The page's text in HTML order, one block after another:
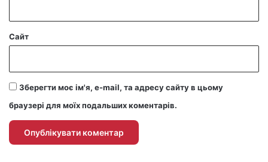
Сайт
Зберегти моє ім'я, e-mail, та адресу сайту в цьому
браузері для моїх подальших коментарів.